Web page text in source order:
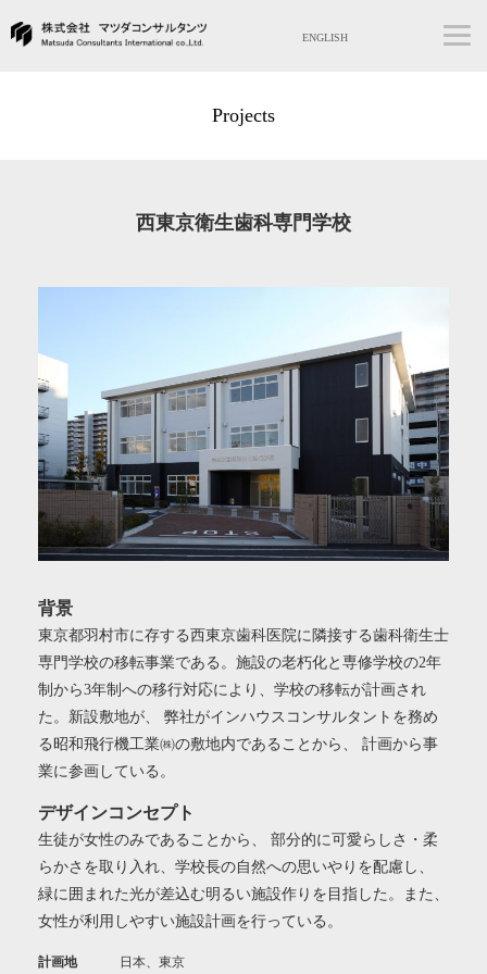
ENGLISH
Projects
西東京衛生歯科専門学校
背景
東京都羽村市に存する西東京歯科医院に隣接する歯科衛生士
専門学校の移転事業である。施設の老朽化と専修学校の2年
制から3年制への移行対応により、学校の移転が計画され
た。新設敷地が、 弊社がインハウスコンサルタントを務め
る昭和飛行機工業㈱の敷地内であることから、 計画から事
業に参画している。
デザインコンセプト
生徒が女性のみであることから、 部分的に可愛らしさ・柔
らかさを取り入れ、学校長の自然への思いやりを配慮し、
緑に囲まれた光が差込む明るい施設作りを目指した。また、
女性が利用しやすい施設計画を行っている。
計画地 日本、東京